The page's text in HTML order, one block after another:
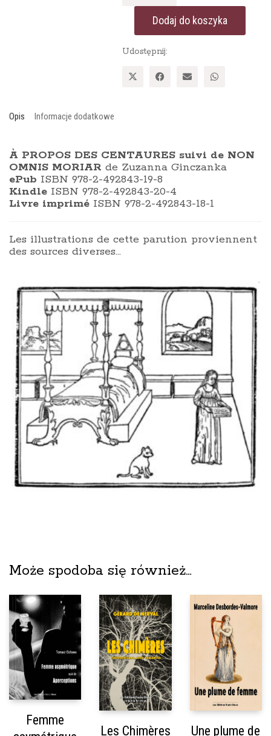
PROPOS
CENTAURES
de
omnis
Dodaj do koszyka
Udostępnij:
Opis Informacje dodatkowe
À PROPOS DES CENTAURES suivi de NON
OMNIS MORIAR de Zuzanna Ginczanka
ePub ISBN 978-2-492843-19-8
Kindle ISBN 978-2-492843-20-4
Livre imprimé ISBN 978-2-492843-18-1
Les illustrations de cette parution proviennent
des sources diverses…
Może spodoba się również…
Femme
Les Chimères Une plume de
Les Éditions Toute Chose
Paris, France
Réf. Dilicom : 3019007667809